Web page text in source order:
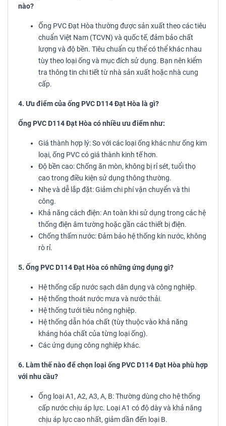
nào?
Ống PVC Đạt Hòa thường được sản xuất theo các tiêu
chuẩn Việt Nam (TCVN) và quốc tế, đảm bảo chất
lượng và độ bền. Tiêu chuẩn cụ thể có thể khác nhau
tùy theo loại ống và mục đích sử dụng. Bạn nên kiểm
tra thông tin chi tiết từ nhà sản xuất hoặc nhà cung
cấp.
4. Ưu điểm của ống PVC D114 Đạt Hòa là gì?
Ống PVC D114 Đạt Hòa có nhiều ưu điểm như:
Giá thành hợp lý: So với các loại ống khác như ống kim
loại, ống PVC có giá thành kinh tế hơn.
Độ bền cao: Chống ăn mòn, không bị rỉ sét, tuổi thọ
cao trong điều kiện sử dụng thông thường.
Nhẹ và dễ lắp đặt: Giảm chi phí vận chuyển và thi
công.
Khả năng cách điện: An toàn khi sử dụng trong các hệ
thống điện âm tường hoặc gần các thiết bị điện.
Chống thấm nước: Đảm bảo hệ thống kín nước, không
rò rỉ.
5. Ống PVC D114 Đạt Hòa có những ứng dụng gì?
Hệ thống cấp nước sạch dân dụng và công nghiệp.
Hệ thống thoát nước mưa và nước thải.
Hệ thống tưới tiêu nông nghiệp.
Hệ thống dẫn hóa chất (tùy thuộc vào khả năng
kháng hóa chất của từng loại ống).
Các ứng dụng công nghiệp khác.
6. Làm thế nào để chọn loại ống PVC D114 Đạt Hòa phù hợp
với nhu cầu?
Ống loại A1, A2, A3, A, B: Thường dùng cho hệ thống
cấp nước chịu áp lực. Loại A1 có độ dày và khả năng
chịu áp lực cao nhất, giảm dần đến loại B.